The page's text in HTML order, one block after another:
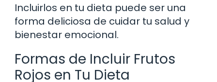
Incluirlos en tu dieta puede ser una
forma deliciosa de cuidar tu salud y
bienestar emocional.
Formas de Incluir Frutos
Rojos en Tu Dieta